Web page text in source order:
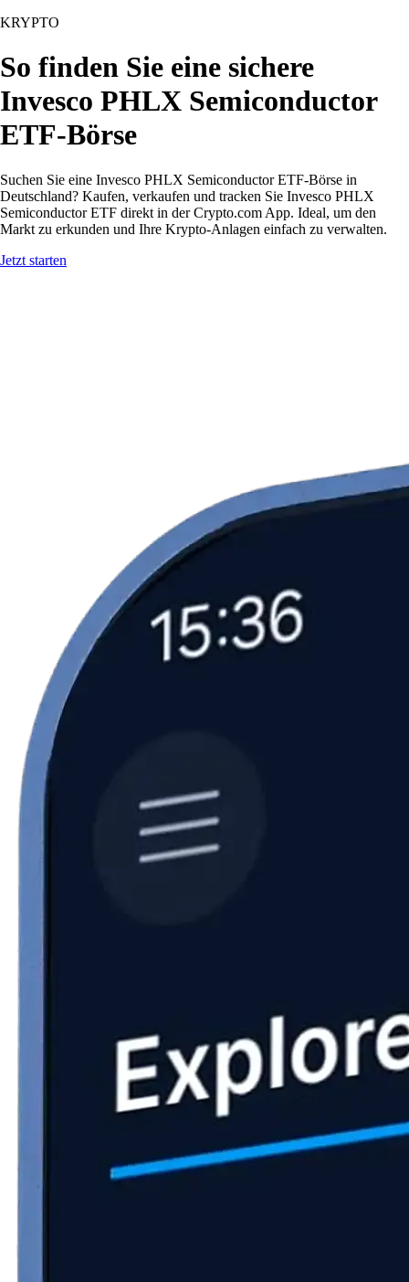
KRYPTO
So finden Sie eine sichere
Invesco PHLX Semiconductor
ETF-Börse
Suchen Sie eine Invesco PHLX Semiconductor ETF-Börse in
Deutschland? Kaufen, verkaufen und tracken Sie Invesco PHLX
Semiconductor ETF direkt in der Crypto.com App. Ideal, um den
Markt zu erkunden und Ihre Krypto-Anlagen einfach zu verwalten.
Jetzt starten